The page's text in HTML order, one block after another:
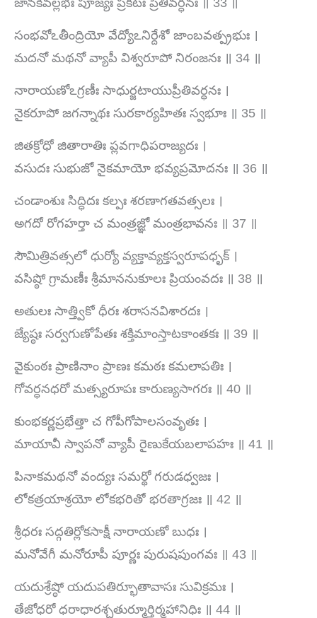
జానకీవల్లభః పూజ్యః ప్రకటః ప్రీతివర్ధనః ॥ 33 ॥
సంభవోఽతీంద్రియో వేద్యోఽనిర్దేశో జాంబవత్ప్రభుః ।
మదనో మథనో వ్యాపీ విశ్వరూపో నిరంజనః ॥ 34 ॥
నారాయణోఽగ్రణీః సాధుర్జటాయుప్రీతివర్ధనః ।
నైకరూపో జగన్నాథః సురకార్యహితః స్వభూః ॥ 35 ॥
జితక్రోధో జితారాతిః ప్లవగాధిపరాజ్యదః ।
వసుదః సుభుజో నైకమాయో భవ్యప్రమోదనః ॥ 36 ॥
చండాంశుః సిద్ధిదః కల్పః శరణాగతవత్సలః ।
అగదో రోగహర్తా చ మంత్రజ్ఞో మంత్రభావనః ॥ 37 ॥
సౌమిత్రివత్సలో ధుర్యో వ్యక్తావ్యక్తస్వరూపధృక్ ।
వసిష్ఠో గ్రామణీః శ్రీమాననుకూలః ప్రియంవదః ॥ 38 ॥
అతులః సాత్త్వికో ధీరః శరాసనవిశారదః ।
జ్యేష్ఠః సర్వగుణోపేతః శక్తిమాంస్తాటకాంతకః ॥ 39 ॥
వైకుంఠః ప్రాణినాం ప్రాణః కమఠః కమలాపతిః ।
గోవర్ధనధరో మత్స్యరూపః కారుణ్యసాగరః ॥ 40 ॥
కుంభకర్ణప్రభేత్తా చ గోపీగోపాలసంవృతః ।
మాయావీ స్వాపనో వ్యాపీ రైణుకేయబలాపహః ॥ 41 ॥
పినాకమథనో వంద్యః సమర్థో గరుడధ్వజః ।
లోకత్రయాశ్రయో లోకభరితో భరతాగ్రజః ॥ 42 ॥
శ్రీధరః సద్గతిర్లోకసాక్షీ నారాయణో బుధః ।
మనోవేగీ మనోరూపీ పూర్ణః పురుషపుంగవః ॥ 43 ॥
యదుశ్రేష్ఠో యదుపతిర్భూతావాసః సువిక్రమః ।
తేజోధరో ధరాధారశ్చతుర్మూర్తిర్మహానిధిః ॥ 44 ॥